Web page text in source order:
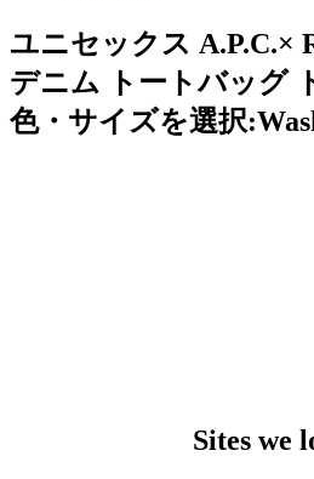
ユニセックス A.P.C.×
デニム トートバッグ
色・サイズを選択
Sites we